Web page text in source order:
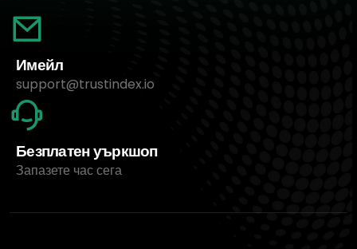
Имейл
support@trustindex.io
Безплатен уъркшоп
Запазете час сега